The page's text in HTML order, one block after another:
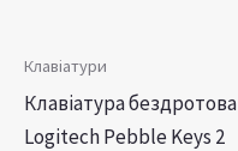
Клавіатури
Клавiатура бездротова
Logitech Pebble Keys 2